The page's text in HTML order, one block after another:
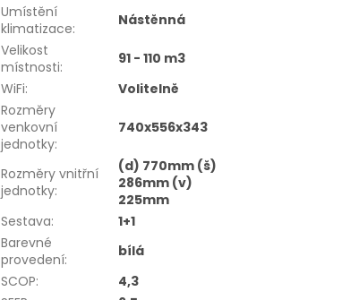
Umístění
klimatizace:
Nástěnná
Velikost
místnosti:
91 - 110 m3
WiFi:
Volitelně
Rozměry
venkovní
jednotky:
740x556x343
Rozměry vnitřní
jednotky:
(d) 770mm (š)
286mm (v)
225mm
Sestava:
1+1
Barevné
provedení:
bílá
SCOP:
4,3